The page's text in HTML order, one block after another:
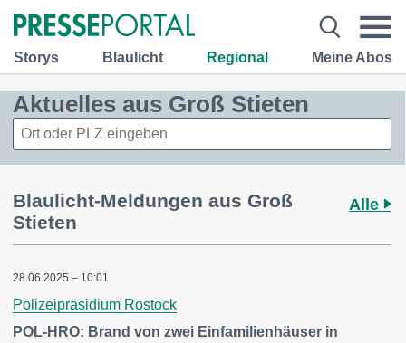
Storys Blaulicht Regional Meine Abos
Aktuelles aus Groß Stieten
Blaulicht-Meldungen aus Groß
Stieten
Alle
28.06.2025 – 10:01
Polizeipräsidium Rostock
POL-HRO: Brand von zwei Einfamilienhäuser in